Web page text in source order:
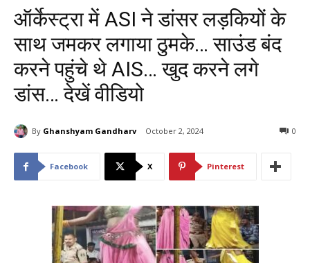
ऑर्केस्ट्रा में ASI ने डांसर लड़कियों के
साथ जमकर लगाया ठुमके… साउंड बंद
करने पहुंचे थे AIS… खुद करने लगे
डांस… देखें वीडियो
By Ghanshyam Gandharv October 2, 2024 0
Facebook X Pinterest